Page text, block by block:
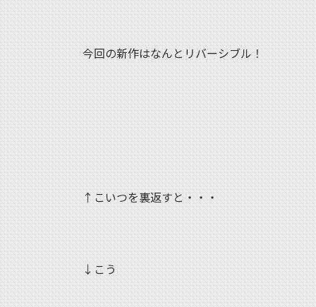
今回の新作はなんとリバーシブル！
↑こいつを裏返すと・・・
↓こう